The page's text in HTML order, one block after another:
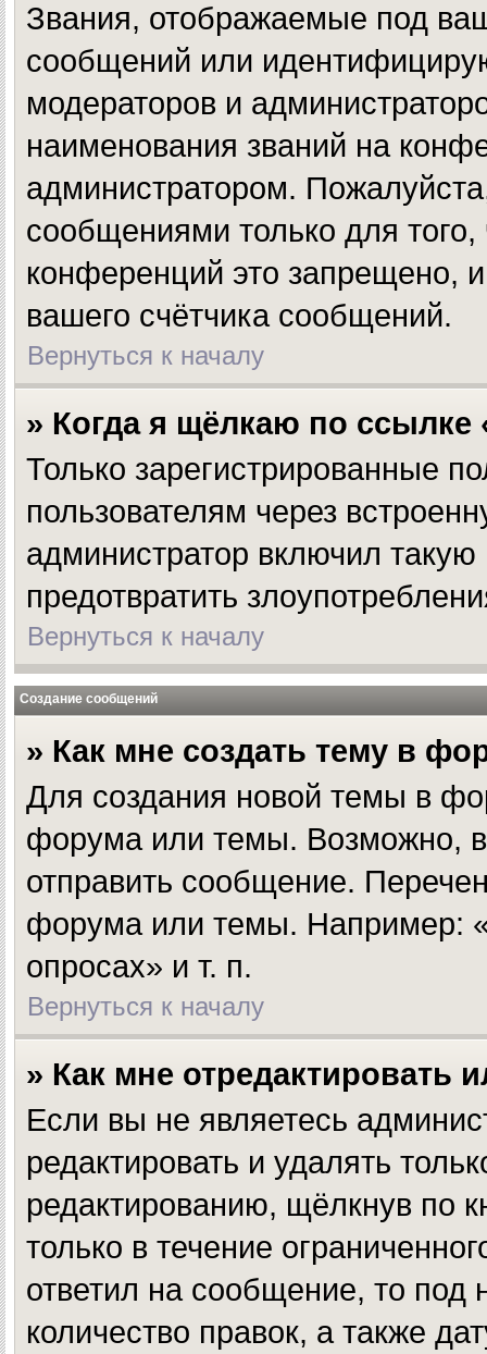
Звания, отображаемые под
сообщений или
модераторов и
наименования званий на
администратором.
сообщениями только для
конференций это запрещено,
вашего счётчика сообщений.
Вернуться к началу
» Когда я щёлкаю по
Только зарегистрированные
пользователям через
администратор включил
предотвратить
Вернуться к началу
Создание сообщений
» Как мне создать тему в
Для создания новой темы в
форума или темы. Возможно,
отправить сообщение.
форума или темы. Например:
опросах» и т. п.
Вернуться к началу
» Как мне отредактировать
Если вы не являетесь
редактировать и удалять
редактированию, щёлкнув по
только в течение
ответил на сообщение, то под
количество правок, а также